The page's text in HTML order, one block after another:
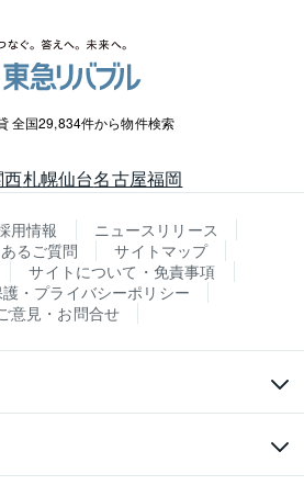
全国29,834件から物件検索
西札幌仙台名古屋福岡
用情報
ニュースリリース
るご質問
サイトマップ
サイトについて・免責事項
・プライバシーポリシー
意見・お問合せ